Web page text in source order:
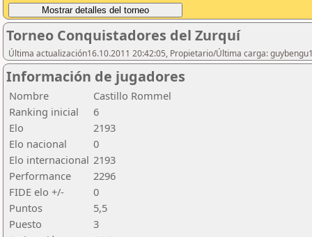
Torneo Conquistadores del Zurquí
Última actualización16.10.2011 20:42:05, Propietario/Última carga:
Información de jugadores
Nombre
Castillo Rommel
Ranking inicial
6
Elo
2193
Elo nacional
0
Elo internacional 2193
Performance
2296
FIDE elo +/-
0
Puntos
5,5
Puesto
3